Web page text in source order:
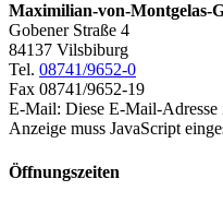
Maximilian-von-Montgelas-
Gobener Straße 4
84137 Vilsbiburg
Tel. 08741/9652-0
Fax 08741/9652-19
E-Mail: Diese E-Mail-Adresse
Anzeige muss JavaScript
Öffnungszeiten